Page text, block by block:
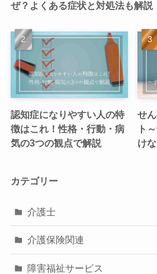
ぜ？よくある症状と対処法も解説
認知症になりやすい人の特
徴はこれ！性格・行動・病
気の3つの観点で解説
せ
ト
け
カテゴリー
介護士
介護保険関連
障害福祉サービス